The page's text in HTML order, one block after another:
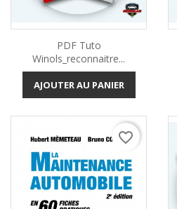
PDF Tuto
Winols_reconnaitre...
AJOUTER AU PANIER
favorite_border